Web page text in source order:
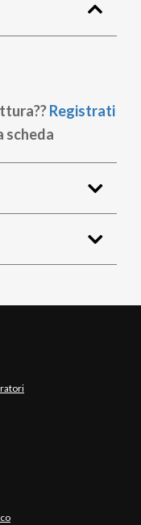
Registrati
scheda